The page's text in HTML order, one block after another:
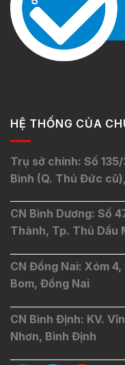
HỆ THỐNG CỦA
Trụ sở chính: Số
Bình (Q. Thủ Đức
CN Bình Dương: Số
Thành, Tp. Thủ Dầu
CN Đồng Nai: Xóm
Bom, Đồng Nai
CN Bình Định: KV.
Nhơn, Bình Định